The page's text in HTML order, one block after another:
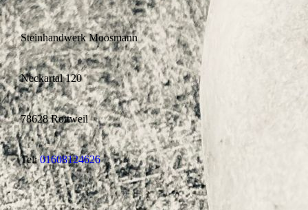
Steinhandwerk Moosmann
Neckartal 120
78628 Rottweil
Tel:01608124626